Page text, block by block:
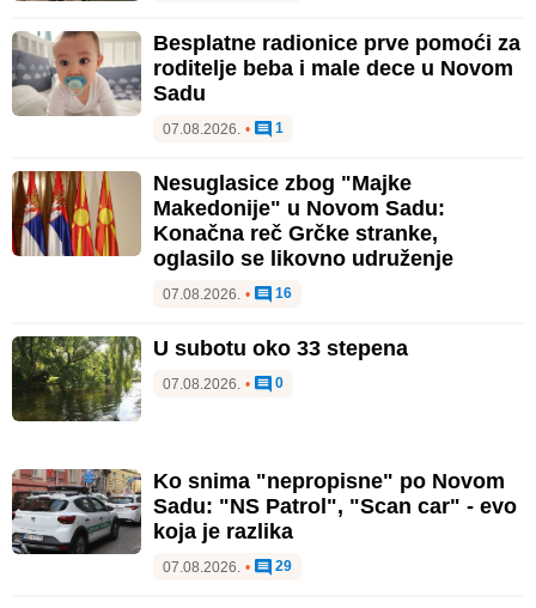
Besplatne radionice prve pomoći za
roditelje beba i male dece u Novom
Sadu
07.08.2026. • 1
Nesuglasice zbog "Majke
Makedonije" u Novom Sadu:
Konačna reč Grčke stranke,
oglasilo se likovno udruženje
07.08.2026. • 16
U subotu oko 33 stepena
07.08.2026. • 0
Ko snima "nepropisne" po Novom
Sadu: "NS Patrol", "Scan car" - evo
koja je razlika
07.08.2026. • 29